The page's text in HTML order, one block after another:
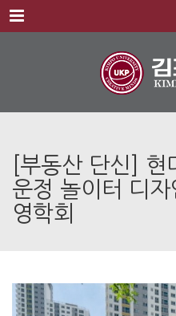
Menu
[부동산 단신] 현
운정 놀이터 디
영학회